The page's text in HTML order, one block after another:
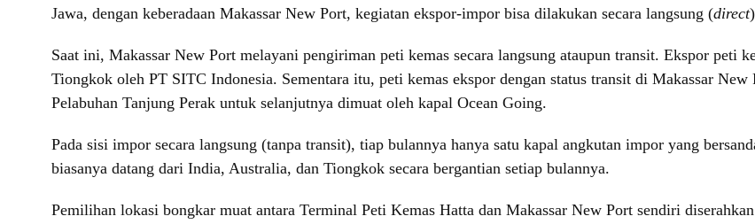
Jawa, dengan keberadaan Makassar New Port, kegiatan ekspor-impor bisa dilakukan secara langsung (direct
Saat ini, Makassar New Port melayani pengiriman peti kemas secara langsung ataupun transit. Ekspor peti
Tiongkok oleh PT SITC Indonesia. Sementara itu, peti kemas ekspor dengan status transit di Makassar
Pelabuhan Tanjung Perak untuk selanjutnya dimuat oleh kapal Ocean Going.
Pada sisi impor secara langsung (tanpa transit), tiap bulannya hanya satu kapal angkutan impor yang
biasanya datang dari India, Australia, dan Tiongkok secara bergantian setiap bulannya.
Pemilihan lokasi bongkar muat antara Terminal Peti Kemas Hatta dan Makassar New Port sendiri